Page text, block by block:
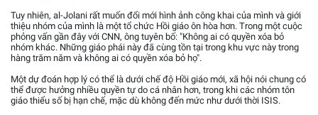
Tuy nhiên, al-Jolani rất muốn đổi mới hình ảnh công khai của mình và giới
thiệu nhóm của mình là một tổ chức Hồi giáo ôn hòa hơn. Trong một cuộc
phỏng vấn gần đây với CNN, ông tuyên bố: "Không ai có quyền xóa bỏ
nhóm khác. Những giáo phái này đã cùng tồn tại trong khu vực này trong
hàng trăm năm và không ai có quyền xóa bỏ họ".
Một dự đoán hợp lý có thể là dưới chế độ Hồi giáo mới, xã hội nói chung có
thể được hưởng nhiều quyền tự do cá nhân hơn, trong khi các nhóm tôn
giáo thiểu số bị hạn chế, mặc dù không đến mức như dưới thời ISIS.